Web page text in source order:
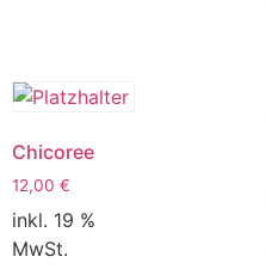
Chicoree
12,00 €
inkl. 19 %
MwSt.